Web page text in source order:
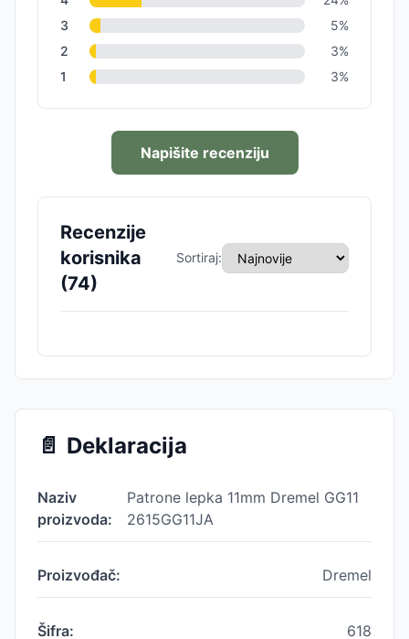
3
5%
2
3%
1
3%
Napišite recenziju
Recenzije
korisnika
(74)
Sortiraj:
📄 Deklaracija
Naziv
proizvoda:
Patrone lepka 11mm Dremel GG11
2615GG11JA
Proizvođač: Dremel
Šifra: 618